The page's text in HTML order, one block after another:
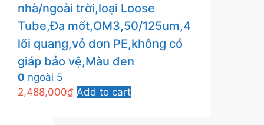
nhà/ngoài trời,loại Loose
Tube,Đa mốt,OM3,50/125um,4
lõi quang,vỏ dơn PE,không có
giáp bảo vệ,Màu đen
0 ngoài 5
2,488,000₫ Add to cart